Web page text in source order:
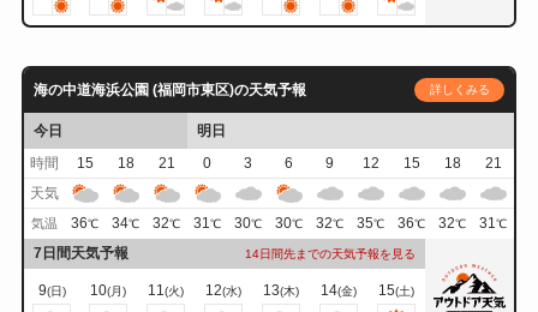
海の中道海浜公園 (福岡市東区)の天気予報 詳しくみる
今日
明日
時間
15 18 21 0 3 6 9 12 15 18
21
天気
気温 36℃ 34℃ 32℃ 31℃ 30℃ 30℃ 32℃ 35℃ 36℃ 32℃ 31℃
7日間天気予報 14日間先までの天気予報を見る
9(日) 10(月) 11(火) 12(水) 13(木) 14(金) 15(土)